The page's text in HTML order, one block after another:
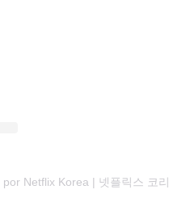
Netflix Korea | 넷플릭스 코